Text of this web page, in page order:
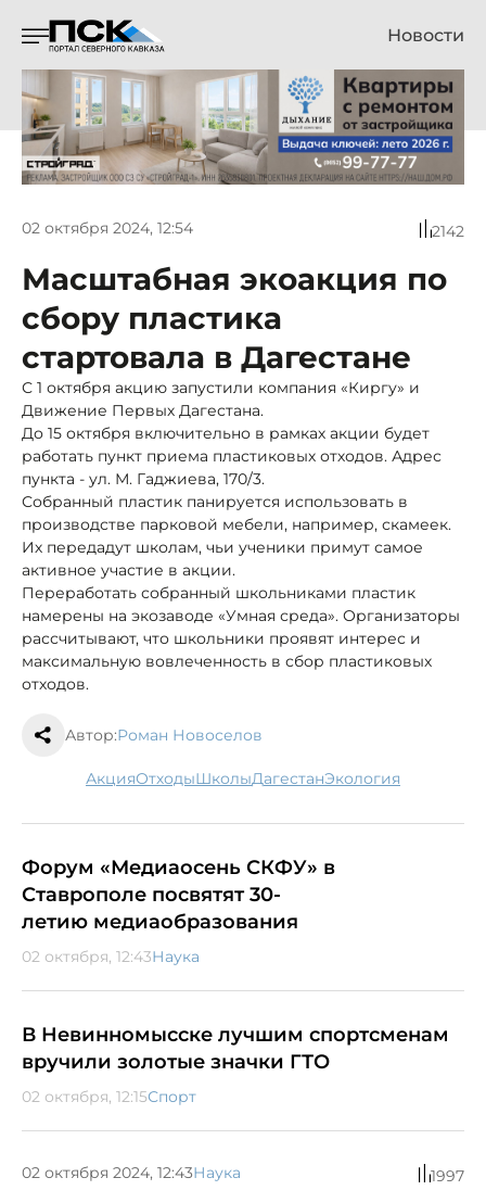
Новости
02 октября 2024, 12:54 2142
Масштабная экоакция по
сбору пластика
стартовала в Дагестане
С 1 октября акцию запустили компания «Киргу» и
Движение Первых Дагестана.
До 15 октября включительно в рамках акции будет
работать пункт приема пластиковых отходов. Адрес
пункта - ул. М. Гаджиева, 170/3.
Собранный пластик панируется использовать в
производстве парковой мебели, например, скамеек.
Их передадут школам, чьи ученики примут самое
активное участие в акции.
Переработать собранный школьниками пластик
намерены на экозаводе «Умная среда». Организаторы
рассчитывают, что школьники проявят интерес и
максимальную вовлеченность в сбор пластиковых
отходов.
Автор:Роман Новоселов
акция отходы школы Дагестан экология
Форум «Медиаосень СКФУ» в
Ставрополе посвятят 30-
летию медиаобразования
02 октября, 12:43Наука
В Невинномысске лучшим спортсменам
вручили золотые значки ГТО
02 октября, 12:15Спорт
02 октября 2024, 12:43Наука 1997